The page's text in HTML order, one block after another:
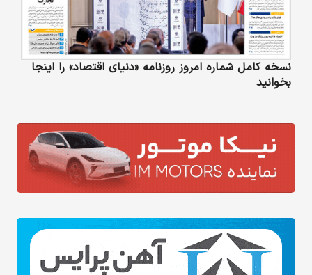
نسخه کامل شماره امروز روزنامه «دنیای‌ اقتصاد» را اینجا
بخوانید